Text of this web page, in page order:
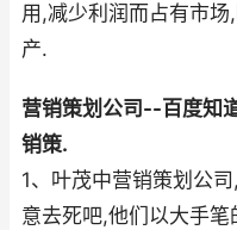
用,减少利润而占有市
产.
营销策划公司--百度知
销策.
1、叶茂中营销策划公
意去死吧,他们以大手